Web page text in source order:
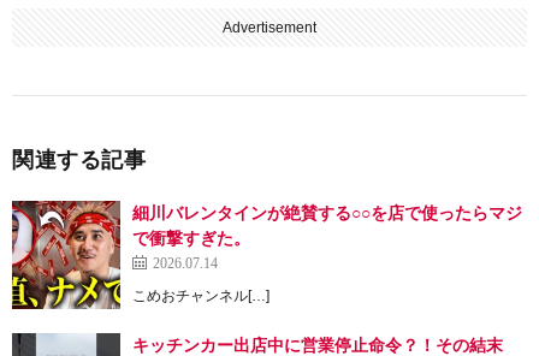
Advertisement
関連する記事
細川バレンタインが絶賛する○○を店で使ったらマジ
で衝撃すぎた。
2026.07.14
こめおチャンネル[…]
キッチンカー出店中に営業停止命令？！その結末